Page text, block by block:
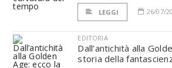
LEGGI 26/07/
EDITORIA
Dall’antichità alla
storia della